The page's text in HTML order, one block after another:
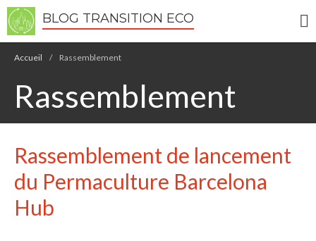
Permaculture
🌿Recettes Bio DIY
BLOG TRANSITION ECO
Accueil / Rassemblement
Rassemblement
Rassemblement de lancement
du Permaculture Barcelona
Hub